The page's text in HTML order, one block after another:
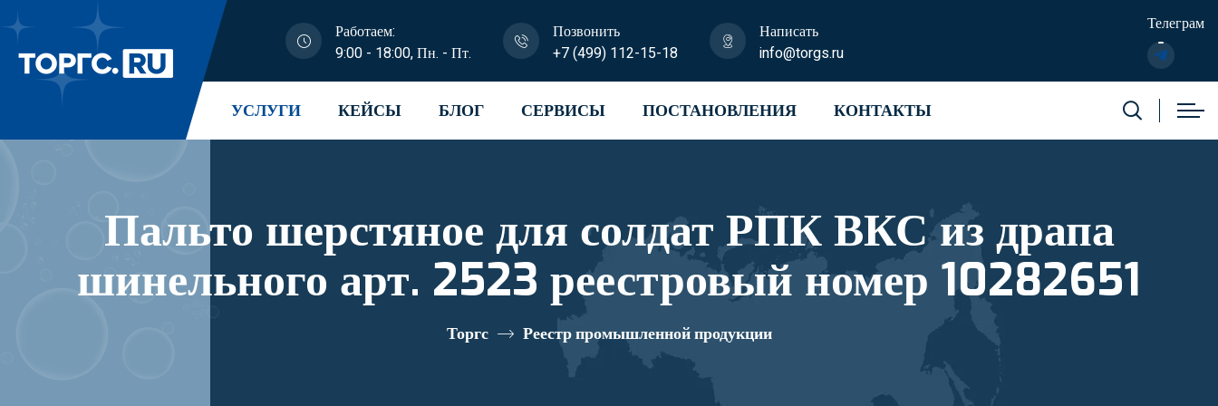
Работаем:
9:00 - 18:00, Пн. - Пт.
Позвонить
+7 (499) 112-15-18
Написать
info@torgs.ru
Телеграм
УСЛУГИ КЕЙСЫ БЛОГ СЕРВИСЫ ПОСТАНОВЛЕНИЯ КОНТАКТЫ
Пальто шерстяное для солдат РПК ВКС из драпа
шинельного арт. 2523 реестровый номер 10282651
Торгс Реестр промышленной продукции